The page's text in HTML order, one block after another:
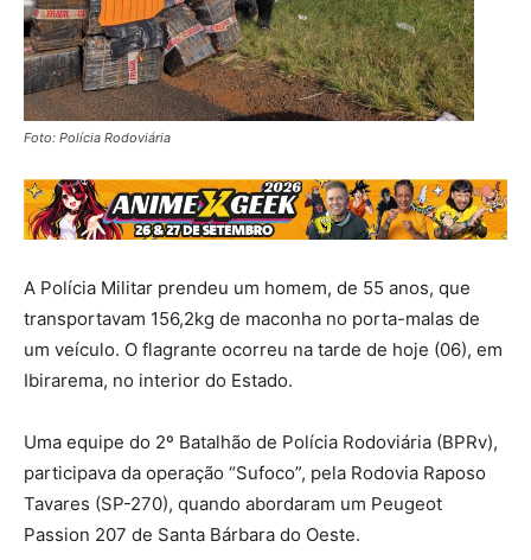
Foto: Polícia Rodoviária
A Polícia Militar prendeu um homem, de 55 anos, que
transportavam 156,2kg de maconha no porta-malas de
um veículo. O flagrante ocorreu na tarde de hoje (06), em
Ibirarema, no interior do Estado.
Uma equipe do 2º Batalhão de Polícia Rodoviária (BPRv),
participava da operação “Sufoco”, pela Rodovia Raposo
Tavares (SP-270), quando abordaram um Peugeot
Passion 207 de Santa Bárbara do Oeste.